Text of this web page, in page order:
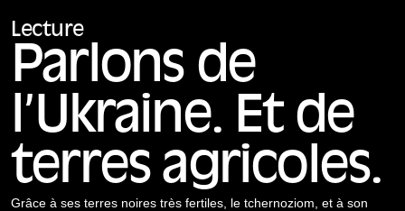
Lecture
Parlons de
l’Ukraine. Et de
terres agricoles.
Grâce à ses terres noires très fertiles, le tchernoziom, et à son